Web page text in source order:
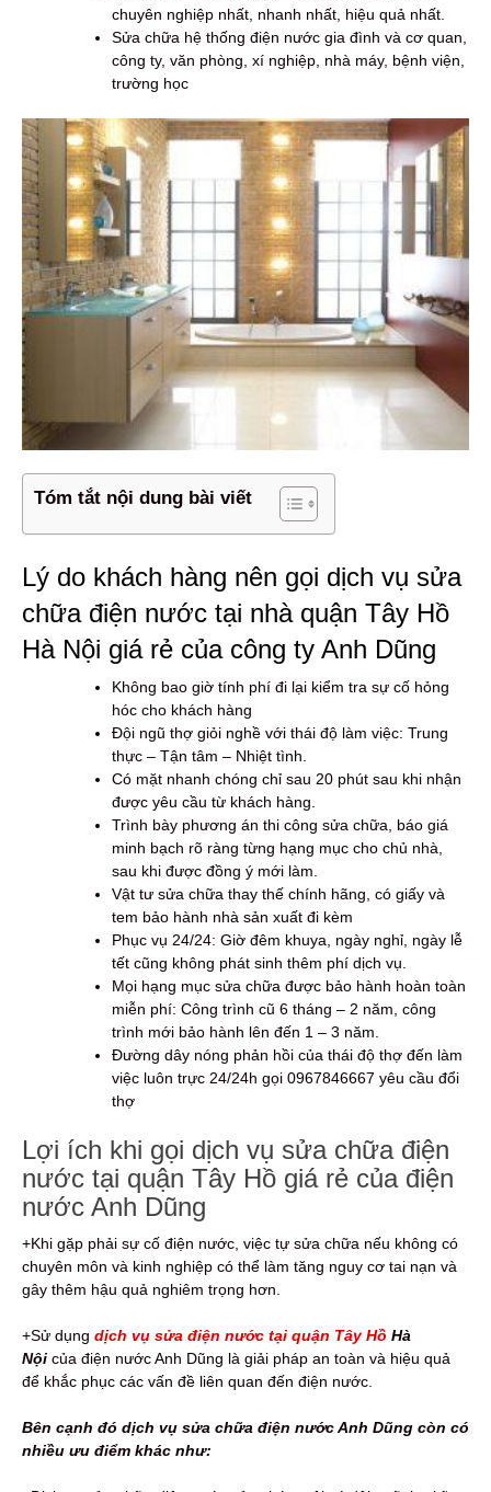
chuyên nghiệp nhất, nhanh nhất, hiệu quả nhất.
Sửa chữa hệ thống điện nước gia đình và cơ quan,
công ty, văn phòng, xí nghiệp, nhà máy, bệnh viện,
trường học
Tóm tắt nội dung bài viết
Lý do khách hàng nên gọi dịch vụ sửa
chữa điện nước tại nhà quận Tây Hồ
Hà Nội giá rẻ của công ty Anh Dũng
Không bao giờ tính phí đi lại kiểm tra sự cố hỏng
hóc cho khách hàng
Đội ngũ thợ giỏi nghề với thái độ làm việc: Trung
thực – Tận tâm – Nhiệt tình.
Có mặt nhanh chóng chỉ sau 20 phút sau khi nhận
được yêu cầu từ khách hàng.
Trình bày phương án thi công sửa chữa, báo giá
minh bạch rõ ràng từng hạng mục cho chủ nhà,
sau khi được đồng ý mới làm.
Vật tư sửa chữa thay thế chính hãng, có giấy và
tem bảo hành nhà sản xuất đi kèm
Phục vụ 24/24: Giờ đêm khuya, ngày nghỉ, ngày lễ
tết cũng không phát sinh thêm phí dịch vụ.
Mọi hạng mục sửa chữa được bảo hành hoàn toàn
miễn phí: Công trình cũ 6 tháng – 2 năm, công
trình mới bảo hành lên đến 1 – 3 năm.
Đường dây nóng phản hồi của thái độ thợ đến làm
việc luôn trực 24/24h gọi 0967846667 yêu cầu đổi
thợ
Lợi ích khi gọi dịch vụ sửa chữa điện
nước tại quận Tây Hồ giá rẻ của điện
nước Anh Dũng
+Khi gặp phải sự cố điện nước, việc tự sửa chữa nếu không có
chuyên môn và kinh nghiệp có thể làm tăng nguy cơ tai nạn và
gây thêm hậu quả nghiêm trọng hơn.
+Sử dụng dịch vụ sửa điện nước tại quận Tây Hồ Hà
Nội của điện nước Anh Dũng là giải pháp an toàn và hiệu quả
để khắc phục các vấn đề liên quan đến điện nước.
Bên cạnh đó dịch vụ sửa chữa điện nước Anh Dũng còn có
nhiều ưu điểm khác như: